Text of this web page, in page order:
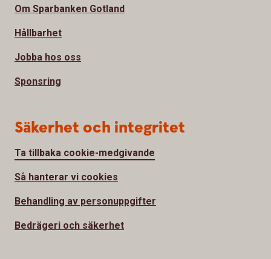
Om Sparbanken Gotland
Hållbarhet
Jobba hos oss
Sponsring
Säkerhet och integritet
Ta tillbaka cookie-medgivande
Så hanterar vi cookies
Behandling av personuppgifter
Bedrägeri och säkerhet